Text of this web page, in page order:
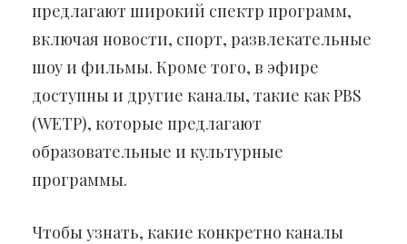
предлагают широкий спектр программ,
включая новости, спорт, развлекательные
шоу и фильмы. Кроме того, в эфире
доступны и другие каналы, такие как PBS
(WETP), которые предлагают
образовательные и культурные
программы.
Чтобы узнать, какие конкретно каналы